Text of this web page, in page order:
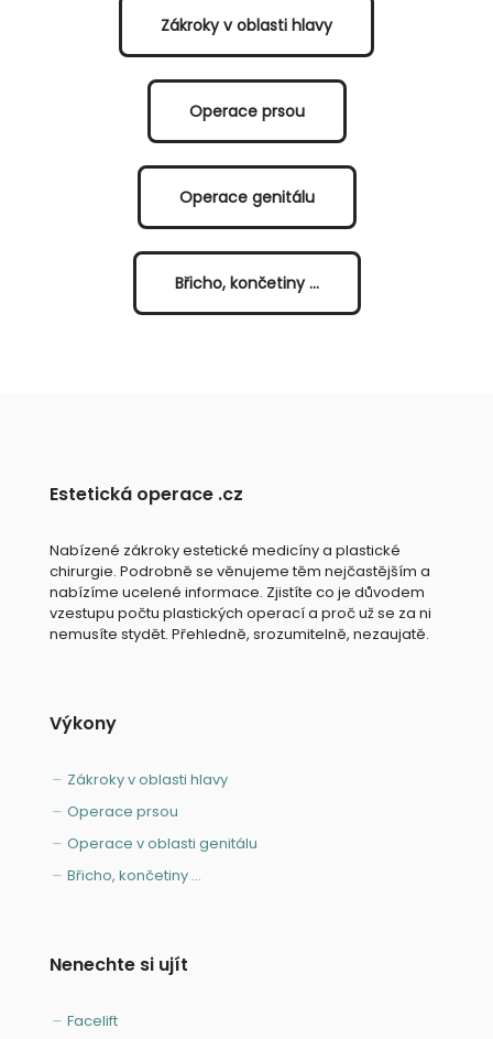
Zákroky v oblasti hlavy
Operace prsou
Operace genitálu
Břicho, končetiny ...
Estetická operace .cz
Nabízené zákroky estetické medicíny a plastické
chirurgie. Podrobně se věnujeme těm nejčastějším a
nabízíme ucelené informace. Zjistíte co je důvodem
vzestupu počtu plastických operací a proč už se za ni
nemusíte stydět. Přehledně, srozumitelně, nezaujatě.
Výkony
Zákroky v oblasti hlavy
Operace prsou
Operace v oblasti genitálu
Břicho, končetiny ...
Nenechte si ujít
Facelift